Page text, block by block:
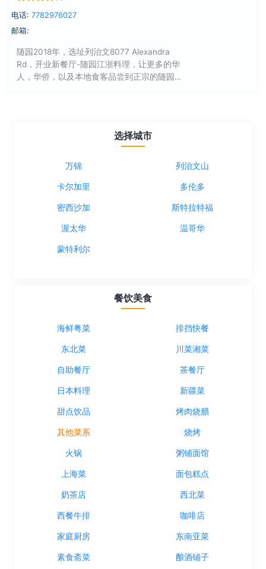
电话: 7782976027
邮箱:
随园2018年，选址列治文8077 Alexandra
Rd，开业新餐厅-随园江浙料理，让更多的华
人，华侨，以及本地食客品尝到正宗的随园
选择城市
万锦 列治文山
卡尔加里 多伦多
密西沙加 斯特拉特福
渥太华 温哥华
蒙特利尔
餐饮美食
海鲜粤菜 排挡快餐
东北菜 川菜湘菜
自助餐厅 茶餐厅
日本料理 新疆菜
甜点饮品 烤肉烧腊
其他菜系 烧烤
火锅 粥铺面馆
上海菜 面包糕点
奶茶店 西北菜
西餐牛排 咖啡店
家庭厨房 东南亚菜
素食斋菜 酿酒铺子